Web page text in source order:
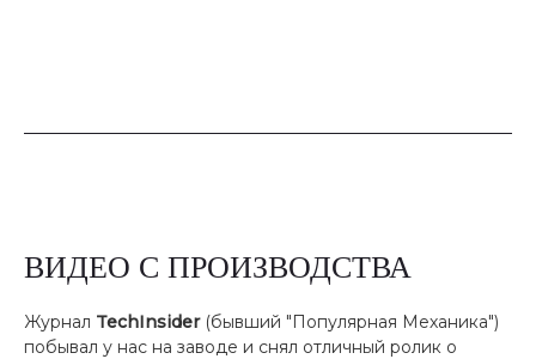
ВИДЕО С ПРОИЗВОДСТВА
Журнал TechInsider(бывший "Популярная Механика")
побывал у нас на заводе и снял отличный ролик о